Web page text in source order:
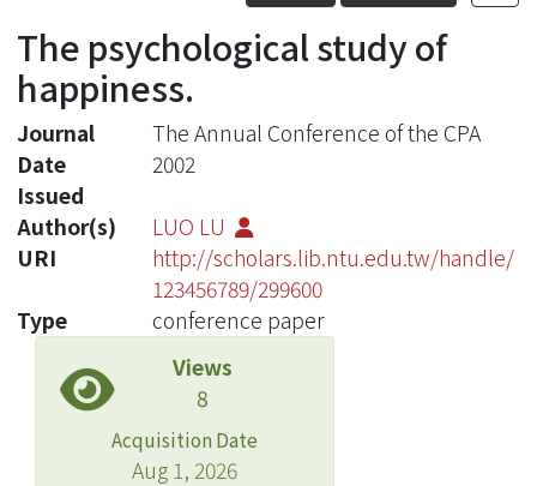
Statistics
The psychological study of
happiness.
Journal
The Annual Conference of the CPA
Date
Issued
2002
Author(s)
LUO LU
URI
http://scholars.lib.ntu.edu.tw/handle/
123456789/299600
Type
conference paper
Views
8
Acquisition Date
Aug 1, 2026